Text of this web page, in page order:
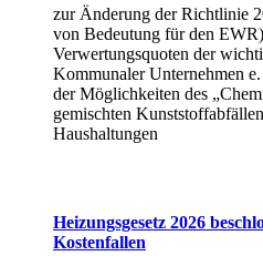
zur Änderung der Richtlinie
von Bedeutung für den
Verwertungsquoten der
Kommunaler Unternehmen
der Möglichkeiten des
gemischten
Haushaltungen
Heizungsgesetz 2026
Kostenfallen